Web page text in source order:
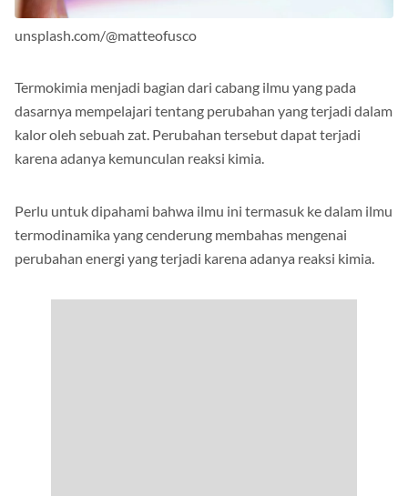
unsplash.com/@matteofusco
Termokimia menjadi bagian dari cabang ilmu yang pada
dasarnya mempelajari tentang perubahan yang terjadi dalam
kalor oleh sebuah zat. Perubahan tersebut dapat terjadi
karena adanya kemunculan reaksi kimia.
Perlu untuk dipahami bahwa ilmu ini termasuk ke dalam ilmu
termodinamika yang cenderung membahas mengenai
perubahan energi yang terjadi karena adanya reaksi kimia.